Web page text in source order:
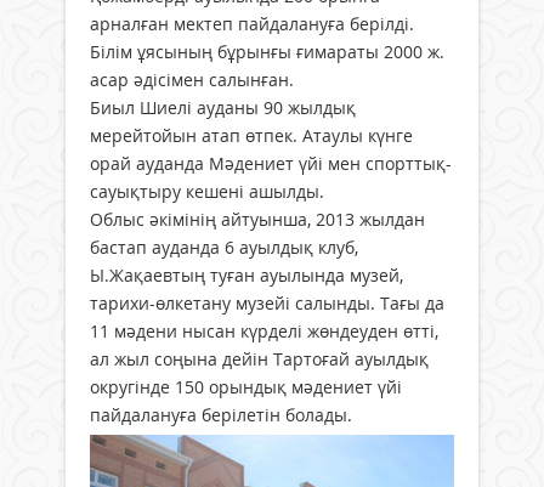
арналған мектеп пайдалануға берілді.
Білім ұясының бұрынғы ғимараты 2000 ж.
асар әдісімен салынған.
Биыл Шиелі ауданы 90 жылдық
мерейтойын атап өтпек. Атаулы күнге
орай ауданда Мәдениет үйі мен спорттық-
сауықтыру кешені ашылды.
Облыс әкімінің айтуынша, 2013 жылдан
бастап ауданда 6 ауылдық клуб,
Ы.Жақаевтың туған ауылында музей,
тарихи-өлкетану музейі салынды. Тағы да
11 мәдени нысан күрделі жөндеуден өтті,
ал жыл соңына дейін Тартоғай ауылдық
округінде 150 орындық мәдениет үйі
пайдалануға берілетін болады.